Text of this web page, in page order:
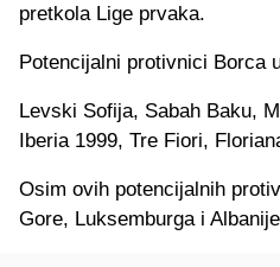
pretkola Lige prvaka.
Potencijalni protivnici Borca
Levski Sofija, Sabah Baku,
Iberia 1999, Tre Fiori,
Osim ovih potencijalnih
Gore, Luksemburga i